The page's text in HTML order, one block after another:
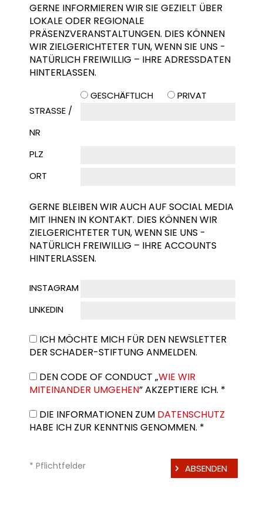
GERNE INFORMIEREN WIR SIE GEZIELT ÜBER
LOKALE ODER REGIONALE
PRÄSENZVERANSTALTUNGEN. DIES KÖNNEN
WIR ZIELGERICHTETER TUN, WENN SIE UNS -
NATÜRLICH FREIWILLIG – IHRE ADRESSDATEN
HINTERLASSEN.
GESCHÄFTLICH
PRIVAT
STRASSE / N
R
PLZ
ORT
GERNE BLEIBEN WIR AUCH AUF SOCIAL MEDIA
MIT IHNEN IN KONTAKT. DIES KÖNNEN WIR
ZIELGERICHTETER TUN, WENN SIE UNS -
NATÜRLICH FREIWILLIG – IHRE ACCOUNTS
HINTERLASSEN.
INSTAGRAM
LINKEDIN
ICH MÖCHTE MICH FÜR DEN NEWSLETTER
DER SCHADER-STIFTUNG ANMELDEN.
DEN CODE OF CONDUCT „WIE WIR
MITEINANDER UMGEHEN” AKZEPTIERE ICH. *
DIE INFORMATIONEN ZUM DATENSCHUTZ
HABE ICH ZUR KENNTNIS GENOMMEN. *
* Pflichtfelder